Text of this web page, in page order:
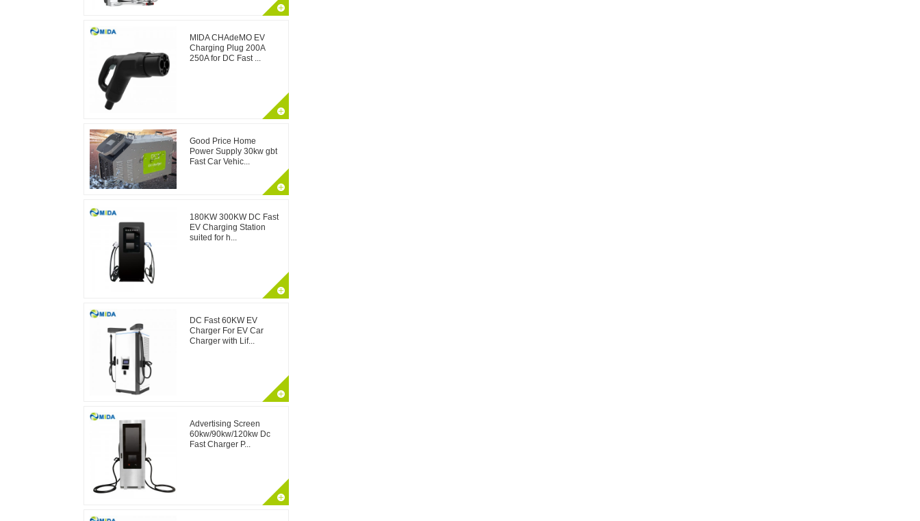
MIDA CHAdeMO EV
Charging Plug 200A
250A for DC Fast ...
Good Price Home
Power Supply 30kw gbt
Fast Car Vehic...
180KW 300KW DC Fast
EV Charging Station
suited for h...
DC Fast 60KW EV
Charger For EV Car
Charger with Lif...
Advertising Screen
60kw/90kw/120kw Dc
Fast Charger P...